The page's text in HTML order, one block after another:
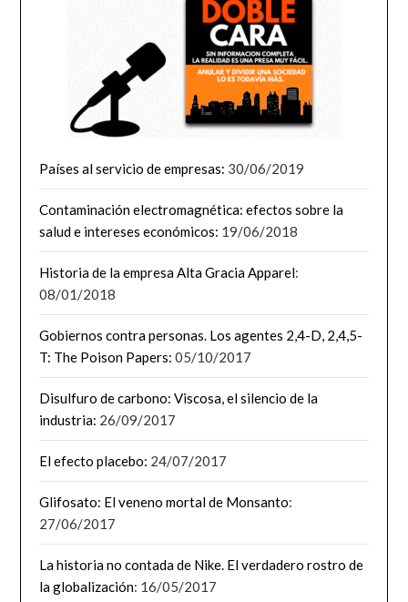
Países al servicio de empresas: 30/06/2019
Contaminación electromagnética: efectos sobre la
salud e intereses económicos: 19/06/2018
Historia de la empresa Alta Gracia Apparel:
08/01/2018
Gobiernos contra personas. Los agentes 2,4-D, 2,4,5-
T: The Poison Papers: 05/10/2017
Disulfuro de carbono: Viscosa, el silencio de la
industria: 26/09/2017
El efecto placebo: 24/07/2017
Glifosato: El veneno mortal de Monsanto:
27/06/2017
La historia no contada de Nike. El verdadero rostro de
la globalización: 16/05/2017